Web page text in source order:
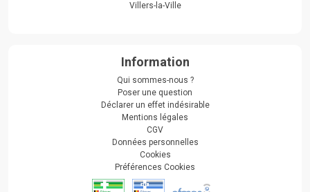
Villers-la-Ville
Information
Qui sommes-nous ?
Poser une question
Déclarer un effet indésirable
Mentions légales
CGV
Données personnelles
Cookies
Préférences Cookies